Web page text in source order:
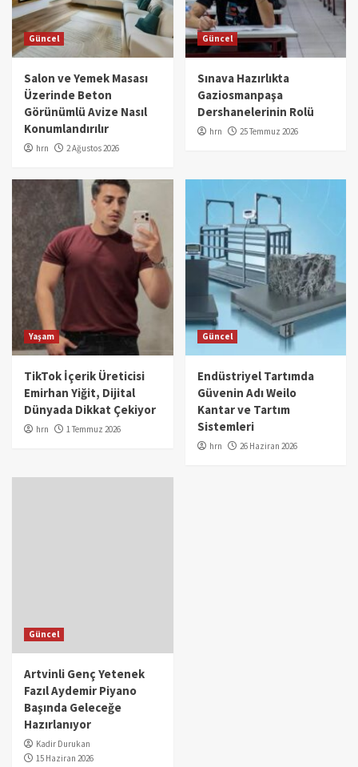
Güncel
Salon ve Yemek Masası
Üzerinde Beton
Görünümlü Avize Nasıl
Konumlandırılır
hrn 2 Ağustos 2026
Güncel
Sınava Hazırlıkta
Gaziosmanpaşa
Dershanelerinin Rolü
hrn 25 Temmuz 2026
Yaşam
TikTok İçerik Üreticisi
Emirhan Yiğit, Dijital
Dünyada Dikkat Çekiyor
hrn 1 Temmuz 2026
Güncel
Endüstriyel Tartımda
Güvenin Adı Weilo
Kantar ve Tartım
Sistemleri
hrn 26 Haziran 2026
Güncel
Artvinli Genç Yetenek
Fazıl Aydemir Piyano
Başında Geleceğe
Hazırlanıyor
Kadir Durukan
15 Haziran 2026